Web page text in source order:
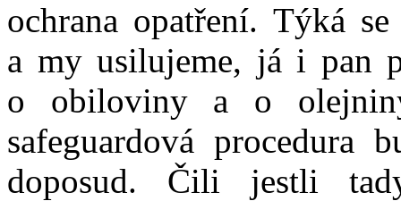
ochrana opatření. Týká
a my usilujeme, já i pan
o obiloviny a o
safeguardová procedura
doposud. Čili jestli